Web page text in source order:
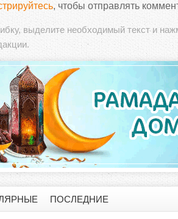
, чтобы отправлять
выделите необходимый текст и
ПОСЛЕДНИЕ